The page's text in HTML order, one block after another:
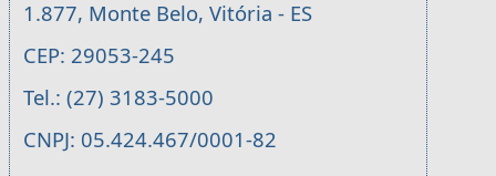
1.877, Monte Belo, Vitória - ES
CEP: 29053-245
Tel.: (27) 3183-5000
CNPJ: 05.424.467/0001-82